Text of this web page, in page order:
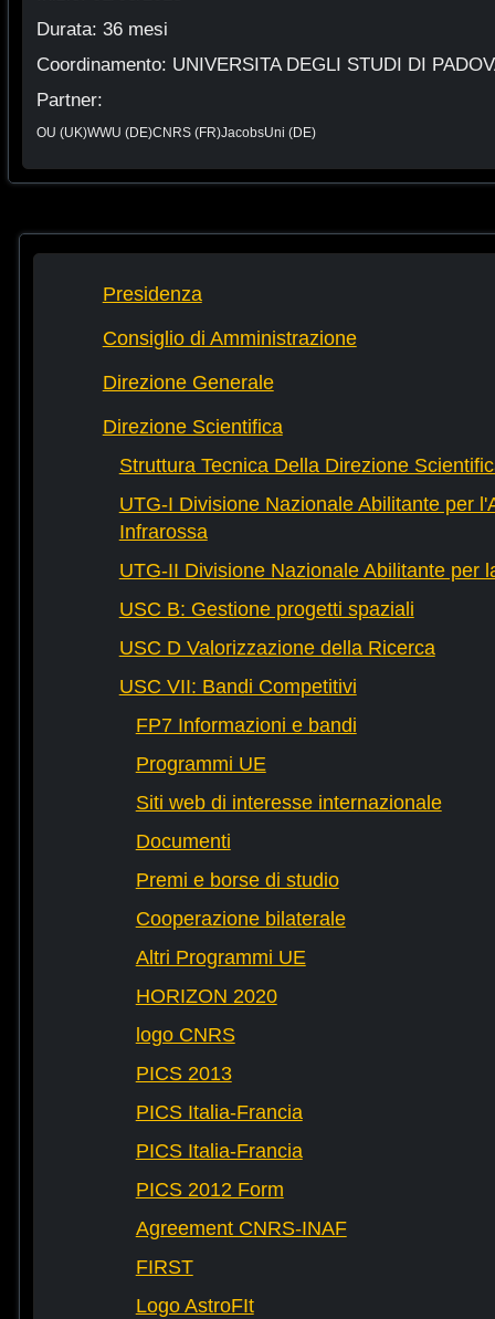
Durata: 36 mesi
Coordinamento: UNIVERSITA DEGLI STUDI DI
Partner:
OU (UK)WWU (DE)CNRS (FR)JacobsUni (DE)
Presidenza
Consiglio di Amministrazione
Direzione Generale
Direzione Scientifica
Struttura Tecnica Della Direzione
UTG-I Divisione Nazionale Abilitante per
Infrarossa
UTG-II Divisione Nazionale Abilitante per
USC B: Gestione progetti spaziali
USC D Valorizzazione della Ricerca
USC VII: Bandi Competitivi
FP7 Informazioni e bandi
Programmi UE
Siti web di interesse internazionale
Documenti
Premi e borse di studio
Cooperazione bilaterale
Altri Programmi UE
HORIZON 2020
logo CNRS
PICS 2013
PICS Italia-Francia
PICS Italia-Francia
PICS 2012 Form
Agreement CNRS-INAF
FIRST
Logo AstroFIt